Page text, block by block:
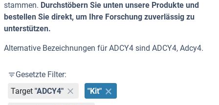
stammen. Durchstöbern Sie unten unsere Produkte und
bestellen Sie direkt, um Ihre Forschung zuverlässig zu
unterstützen.
Alternative Bezeichnungen für ADCY4 sind ADCY4, Adcy4.
Gesetzte Filter:
Target "ADCY4" "Kit"